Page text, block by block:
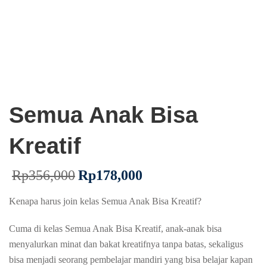
Semua Anak Bisa
Kreatif
Rp356,000Rp178,000
Kenapa harus join kelas Semua Anak Bisa Kreatif?
Cuma di kelas Semua Anak Bisa Kreatif, anak-anak bisa
menyalurkan minat dan bakat kreatifnya tanpa batas, sekaligus
bisa menjadi seorang pembelajar mandiri yang bisa belajar kapan